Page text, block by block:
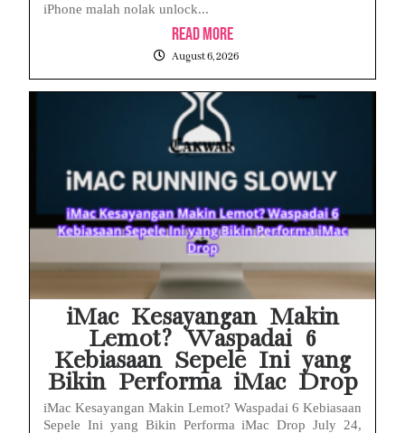
iPhone malah nolak unlock...
Read More
August 6, 2026
iMac Kesayangan Makin
Lemot? Waspadai 6
Kebiasaan Sepele Ini yang
Bikin Performa iMac Drop
iMac Kesayangan Makin Lemot? Waspadai 6 Kebiasaan
Sepele Ini yang Bikin Performa iMac Drop July 24,